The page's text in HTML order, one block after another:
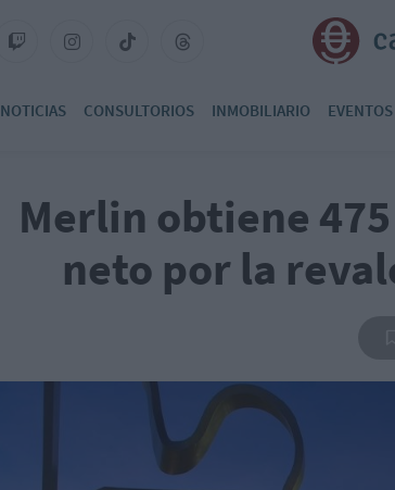
NOTICIAS CONSULTORIOS INMOBILIARIO EVENTOS
Merlin obtiene
neto por la